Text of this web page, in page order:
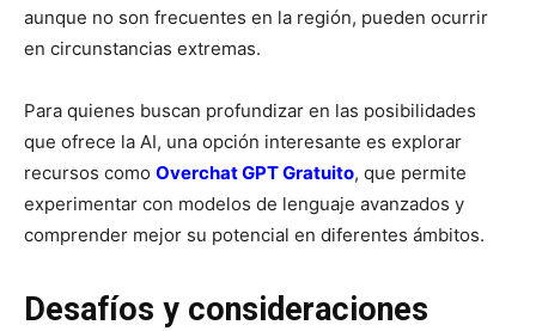
aunque no son frecuentes en la región, pueden ocurrir
en circunstancias extremas.
Para quienes buscan profundizar en las posibilidades
que ofrece la AI, una opción interesante es explorar
recursos como Overchat GPT Gratuito, que permite
experimentar con modelos de lenguaje avanzados y
comprender mejor su potencial en diferentes ámbitos.
Desafíos y consideraciones